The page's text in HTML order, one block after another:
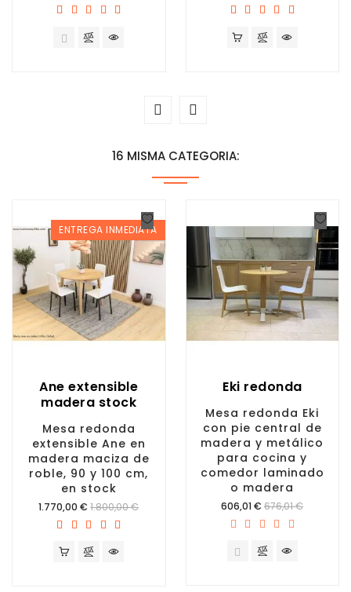
16 MISMA CATEGORIA:
ENTREGA INMEDIATA
Ane extensible
madera stock
Mesa redonda
extensible Ane en
madera maciza de
roble, 90 y 100 cm,
en stock
Precio
1.770,00 € 1.800,00 €
Eki redonda
Mesa redonda Eki
con pie central de
madera y metálico
para cocina y
comedor laminado
o madera
Precio
606,01 € 676,01 €